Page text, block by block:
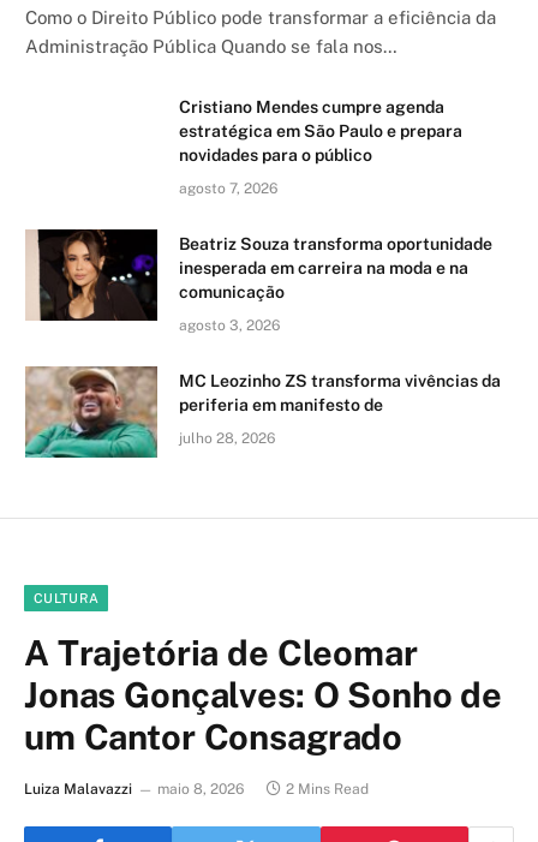
Como o Direito Público pode transformar a eficiência da
Administração Pública Quando se fala nos…
Cristiano Mendes cumpre agenda
estratégica em São Paulo e prepara
novidades para o público
agosto 7, 2026
Beatriz Souza transforma oportunidade
inesperada em carreira na moda e na
comunicação
agosto 3, 2026
MC Leozinho ZS transforma vivências da
periferia em manifesto de
julho 28, 2026
CULTURA
A Trajetória de Cleomar
Jonas Gonçalves: O Sonho de
um Cantor Consagrado
Luiza Malavazzi maio 8, 2026 2 Mins Read